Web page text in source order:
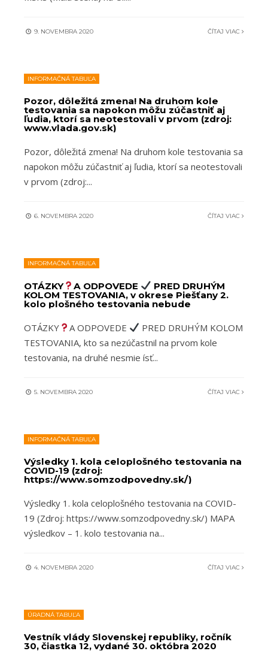
9. NOVEMBRA 2020 ČÍTAJ VIAC
INFORMAČNÁ TABUĽA
Pozor, dôležitá zmena! Na druhom kole
testovania sa napokon môžu zúčastniť aj
ľudia, ktorí sa neotestovali v prvom (zdroj:
www.vlada.gov.sk)
Pozor, dôležitá zmena! Na druhom kole testovania sa
napokon môžu zúčastniť aj ľudia, ktorí sa neotestovali
v prvom (zdroj:...
6. NOVEMBRA 2020 ČÍTAJ VIAC
INFORMAČNÁ TABUĽA
OTÁZKY A ODPOVEDE PRED DRUHÝM
KOLOM TESTOVANIA, v okrese Piešťany 2.
kolo plošného testovania nebude
OTÁZKY A ODPOVEDE
PRED DRUHÝM KOLOM
TESTOVANIA, kto sa nezúčastnil na prvom kole
testovania, na druhé nesmie ísť...
5. NOVEMBRA 2020 ČÍTAJ VIAC
INFORMAČNÁ TABUĽA
Výsledky 1. kola celoplošného testovania na
COVID-19 (zdroj:
https://www.somzodpovedny.sk/)
Výsledky 1. kola celoplošného testovania na COVID-
19 (Zdroj: https://www.somzodpovedny.sk/) MAPA
výsledkov – 1. kolo testovania na...
4. NOVEMBRA 2020 ČÍTAJ VIAC
ÚRADNÁ TABUĽA
Vestník vlády Slovenskej republiky, ročník
30, čiastka 12, vydané 30. októbra 2020